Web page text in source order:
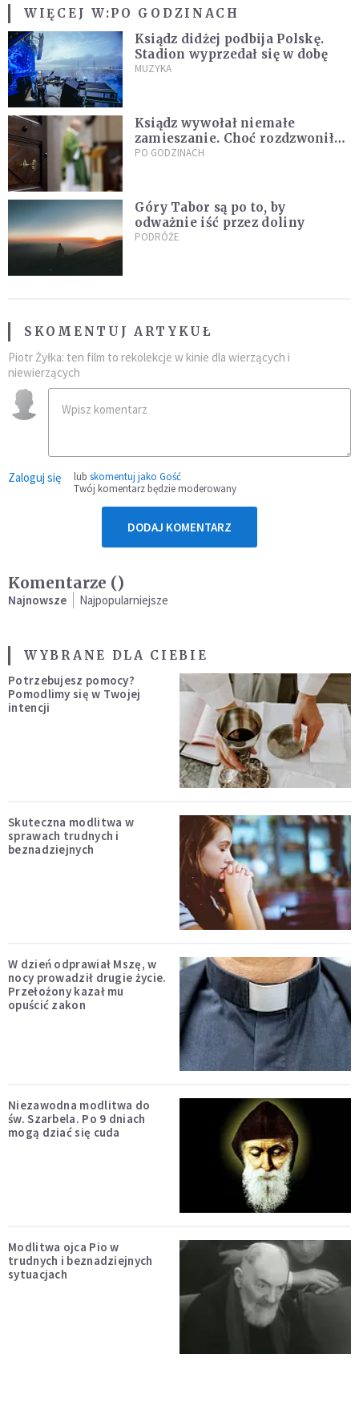
WIĘCEJ W:PO GODZINACH
Ksiądz didżej podbija Polskę.
Stadion wyprzedał się w dobę
MUZYKA
Ksiądz wywołał niemałe
zamieszanie. Choć rozdzwoniły
się telefony z całego kraju,
PO GODZINACH
Góry Tabor są po to, by
odważnie iść przez doliny
PODRÓŻE
SKOMENTUJ ARTYKUŁ
Piotr Żyłka: ten film to rekolekcje w kinie dla wierzących i
niewierzących
Zaloguj się lub skomentuj jako Gość
Twój komentarz będzie moderowany
DODAJ KOMENTARZ
Komentarze ()
Najnowsze Najpopularniejsze
WYBRANE DLA CIEBIE
Potrzebujesz pomocy?
Pomodlimy się w Twojej
intencji
Skuteczna modlitwa w
sprawach trudnych i
beznadziejnych
W dzień odprawiał Mszę, w
nocy prowadził drugie życie.
Przełożony kazał mu
opuścić zakon
Niezawodna modlitwa do
św. Szarbela. Po 9 dniach
mogą dziać się cuda
Modlitwa ojca Pio w
trudnych i beznadziejnych
sytuacjach